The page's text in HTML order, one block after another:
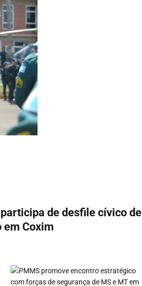
de desfile cívico de
em Coxim